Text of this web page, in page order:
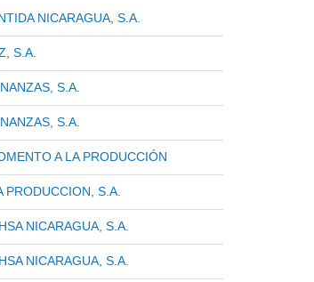
NICARAGUA, S.A.
S.A.
S.A.
S.A.
A LA PRODUCCIÓN
PRODUCCION, S.A.
NICARAGUA, S.A.
NICARAGUA, S.A.